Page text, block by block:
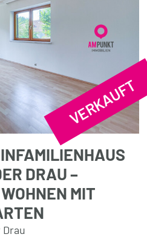
VERKAUFT
DRAU –
MIT H